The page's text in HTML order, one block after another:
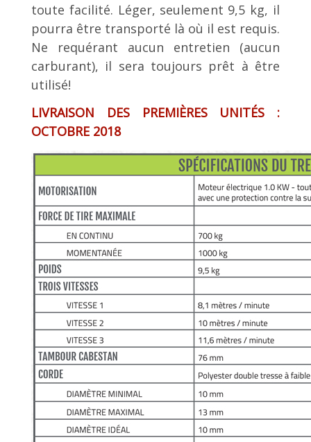
toute facilité. Léger, seulement 9,5 kg, il
pourra être transporté là où il est requis.
Ne requérant aucun entretien (aucun
carburant), il sera toujours prêt à être
utilisé!
LIVRAISON DES PREMIÈRES UNITÉS :
OCTOBRE 2018